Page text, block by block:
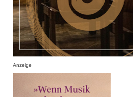
Anzeige